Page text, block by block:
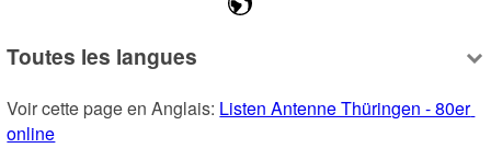
Toutes les langues
Voir cette page en Anglais: Listen Antenne Thüringen - 80er
online